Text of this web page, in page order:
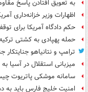
به تعویق افتادن پاسخ
اظهارات وزیر خزانه‌داری
حکم دادگاه آمریکا برای
حمله پهپادی به کشتی
ترامپ و نتانیاهو
میزبانی استقلال در آسیا
سامانه موشکی پاتریوت
امنیت خلیج فارس باید